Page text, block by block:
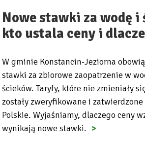
Nowe stawki za wodę i
kto ustala ceny i
W gminie Konstancin-Jeziorna
stawki za zbiorowe zaopatrzenie w
ścieków. Taryfy, które nie zmieniały
zostały zweryfikowane i zatwierdzone
Polskie. Wyjaśniamy, dlaczego ceny
wynikają nowe stawki.